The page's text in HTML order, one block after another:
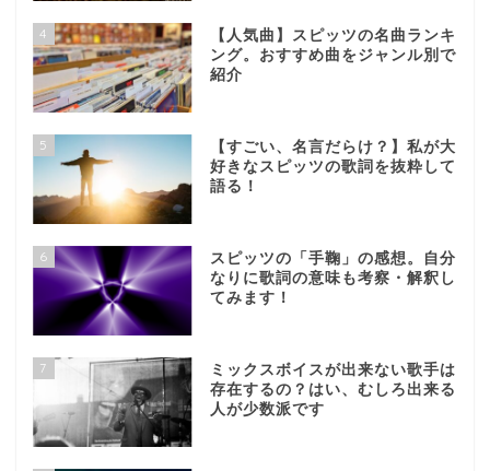
4
【人気曲】スピッツの名曲ランキ
ング。おすすめ曲をジャンル別で
紹介
5
【すごい、名言だらけ？】私が大
好きなスピッツの歌詞を抜粋して
語る！
6
スピッツの「手鞠」の感想。自分
なりに歌詞の意味も考察・解釈し
てみます！
7
ミックスボイスが出来ない歌手は
存在するの？はい、むしろ出来る
人が少数派です